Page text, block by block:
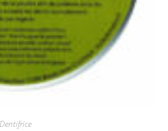
Dentifrice